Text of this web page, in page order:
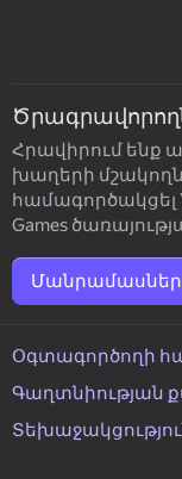
Հրավիրում ենք
խաղերի
համագործակցել
Games
Մանրամասներ
Օգտագործողի
Գաղտնիության